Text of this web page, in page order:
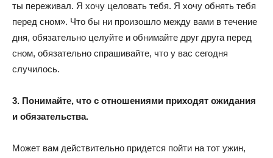
ты переживал. Я хочу целовать тебя. Я хочу обнять тебя
перед сном». Что бы ни произошло между вами в течение
дня, обязательно целуйте и обнимайте друг друга перед
сном, обязательно спрашивайте, что у вас сегодня
случилось.
3. Понимайте, что с отношениями приходят ожидания
и обязательства.
Может вам действительно придется пойти на тот ужин,